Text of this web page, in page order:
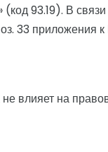
(код 93.19). В
33
влияет на